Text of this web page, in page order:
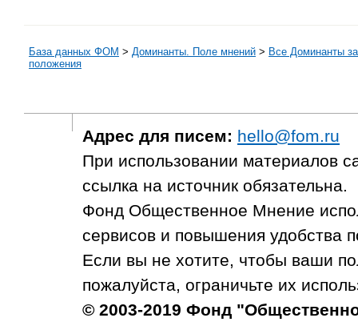
База данных ФОМ > Доминанты. Поле мнений > Все Доминанты
положения
Адрес для писем: hello@fom.ru
При использовании материалов
ссылка на источник обязательна.
Фонд Общественное Мнение
сервисов и повышения удобства
Если вы не хотите, чтобы ваши
пожалуйста, ограничьте их
© 2003-2019 Фонд